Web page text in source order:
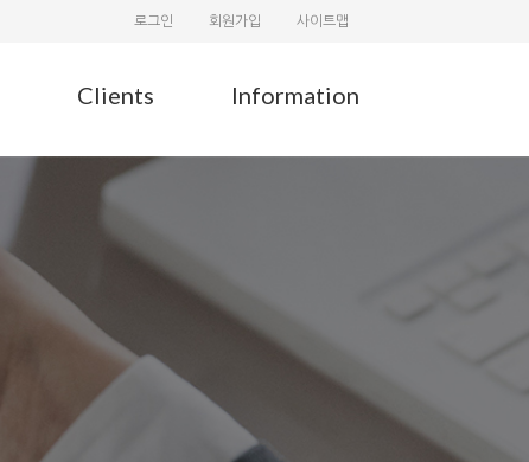
로그인 회원가입 사이트맵
Clients Information